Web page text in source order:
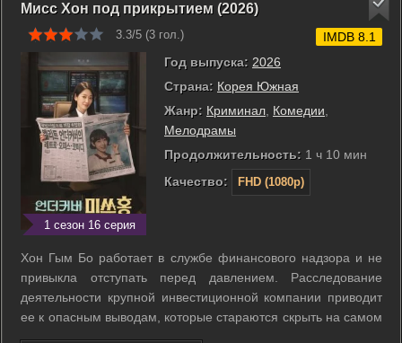
Мисс Хон под прикрытием (2026)
3.3/5 (3 гол.)
1 сезон 16 серия
Год выпуска: 2026
Страна: Корея Южная
Жанр: Криминал Комедии
Мелодрамы
Продолжительность: 1 ч 10 мин
Качество:
FHD (1080p)
IMDB 8.1
Хон Гым Бо работает в службе финансового надзора и не
привыкла отступать перед давлением. Расследование
деятельности крупной инвестиционной компании приводит
ее к опасным выводам, которые стараются скрыть на самом
верху. После гибели человека, готового дать показания, она